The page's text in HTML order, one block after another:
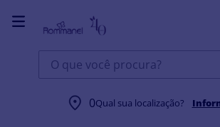
O que você procura?
0Qual sua localização?